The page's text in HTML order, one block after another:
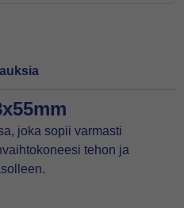
joka sopii varmasti
tehon ja